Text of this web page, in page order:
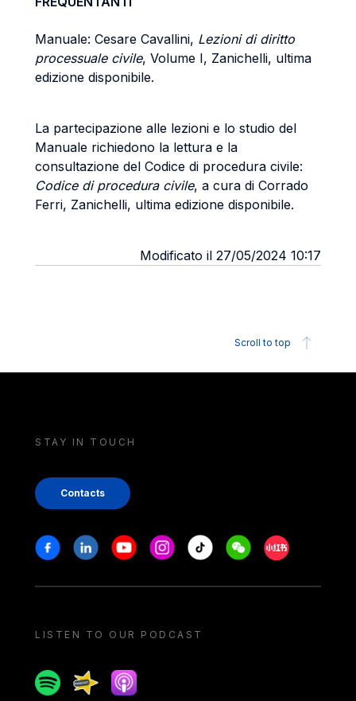
Manuale: Cesare Cavallini, Lezioni di diritto
processuale civile, Volume I, Zanichelli, ultima
edizione disponibile.
La partecipazione alle lezioni e lo studio del
Manuale richiedono la lettura e la
consultazione del Codice di procedura civile:
Codice di procedura civile, a cura di Corrado
Ferri, Zanichelli, ultima edizione disponibile.
Modificato il 27/05/2024 10:17
Scroll to top
STAY IN TOUCH
Contacts
Stay in touch
FacebookLinkedinYoutubeInstagram
Tiktok WeechatXiaohongshu/
LISTEN TO OUR PODCAST
SpotifySpreakerApple podcast